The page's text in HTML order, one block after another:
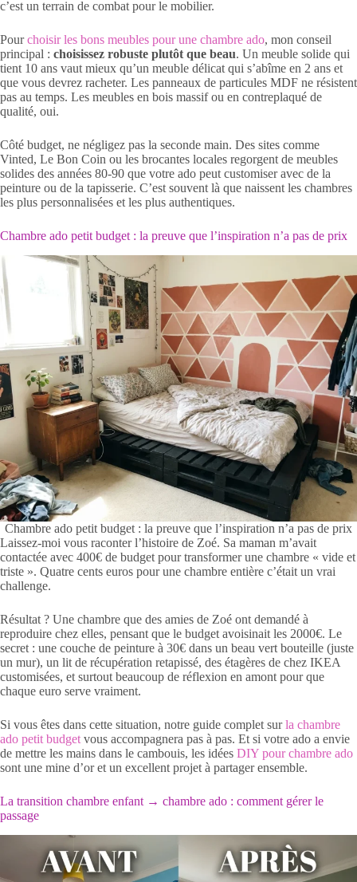
c’est un terrain de combat pour le mobilier.
Pourchoisir les bons meubles pour une chambre ado, mon conseil
principal : choisissez robuste plutôt que beau. Un meuble solide qui
tient 10 ans vaut mieux qu’un meuble délicat qui s’abîme en 2 ans et
que vous devrez racheter. Les panneaux de particules MDF ne résistent
pas au temps. Les meubles en bois massif ou en contreplaqué de
qualité, oui.
Côté budget, ne négligez pas la seconde main. Des sites comme
Vinted, Le Bon Coin ou les brocantes locales regorgent de meubles
solides des années 80-90 que votre ado peut customiser avec de la
peinture ou de la tapisserie. C’est souvent là que naissent les chambres
les plus personnalisées et les plus authentiques.
Chambre ado petit budget : la preuve que l’inspiration n’a pas de prix
Chambre ado petit budget : la preuve que l’inspiration n’a pas de prix
Laissez-moi vous raconter l’histoire de Zoé. Sa maman m’avait
contactée avec 400€ de budget pour transformer une chambre « vide et
triste ». Quatre cents euros pour une chambre entière c’était un vrai
challenge.
Résultat ? Une chambre que des amies de Zoé ont demandé à
reproduire chez elles, pensant que le budget avoisinait les 2000€. Le
secret : une couche de peinture à 30€ dans un beau vert bouteille (juste
un mur), un lit de récupération retapissé, des étagères de chez IKEA
customisées, et surtout beaucoup de réflexion en amont pour que
chaque euro serve vraiment.
Si vous êtes dans cette situation, notre guide complet surla chambre
ado petit budget vous accompagnera pas à pas. Et si votre ado a envie
de mettre les mains dans le cambouis, les idées DIY pour chambre ado
sont une mine d’or et un excellent projet à partager ensemble.
La transition chambre enfant → chambre ado : comment gérer le
passage